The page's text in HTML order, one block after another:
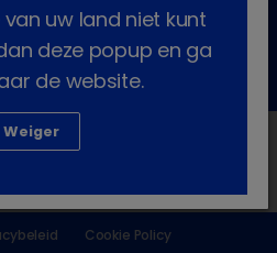
Cookie Policy
uw land niet kunt
deze popup en ga
de website.
Weiger